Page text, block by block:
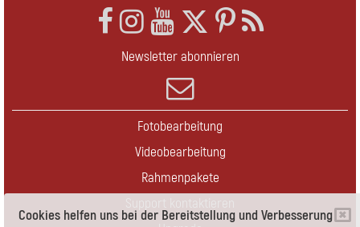
Cookies helfen uns bei der Bereitstellung und Verbesserung
Newsletter abonnieren
Fotobearbeitung
Videobearbeitung
Rahmenpakete